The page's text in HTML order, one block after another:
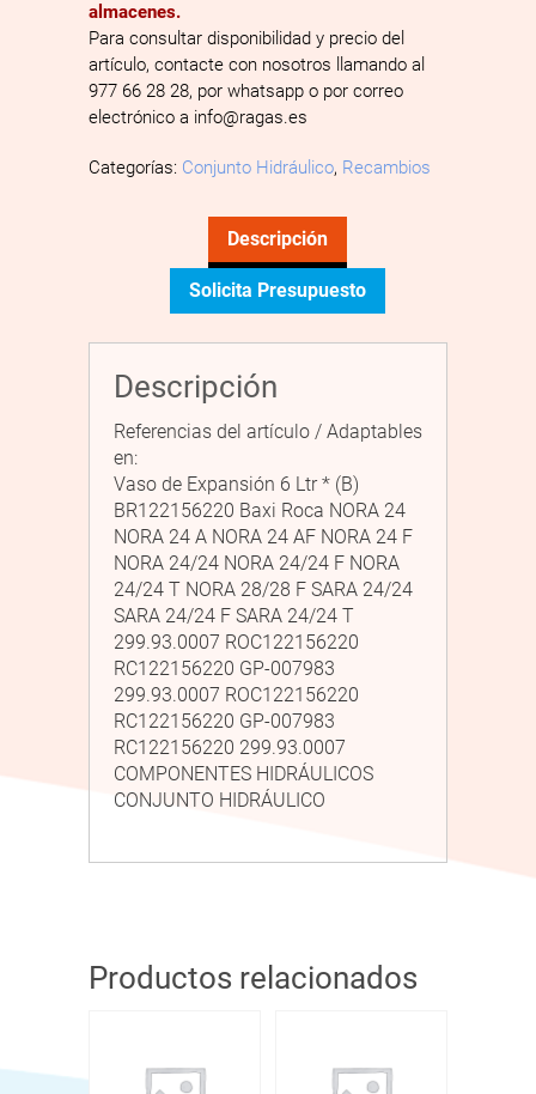
almacenes.
Para consultar disponibilidad y precio del
artículo, contacte con nosotros llamando al
977 66 28 28, por whatsapp o por correo
electrónico a info@ragas.es
Categorías: Conjunto Hidráulico, Recambios
Descripción
Solicita Presupuesto
Descripción
Referencias del artículo / Adaptables
en:
Vaso de Expansión 6 Ltr * (B)
BR122156220 Baxi Roca NORA 24
NORA 24 A NORA 24 AF NORA 24 F
NORA 24/24 NORA 24/24 F NORA
24/24 T NORA 28/28 F SARA 24/24
SARA 24/24 F SARA 24/24 T
299.93.0007 ROC122156220
RC122156220 GP-007983
299.93.0007 ROC122156220
RC122156220 GP-007983
RC122156220 299.93.0007
COMPONENTES HIDRÁULICOS
CONJUNTO HIDRÁULICO
Productos relacionados